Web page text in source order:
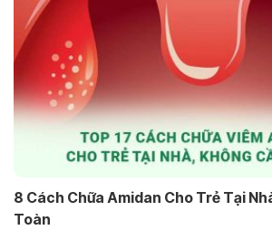
8 Cách Chữa Amidan Cho Trẻ Tại
Toàn